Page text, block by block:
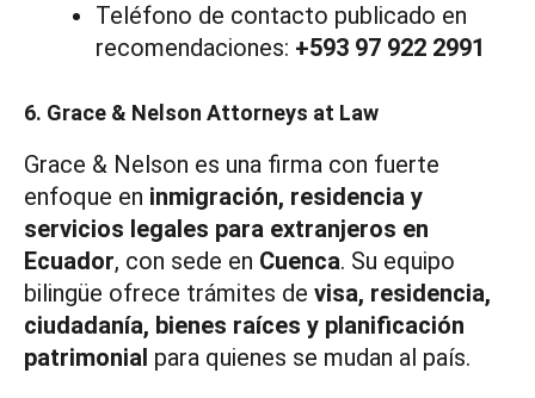
Teléfono de contacto publicado en
recomendaciones: +593 97 922 2991
6. Grace & Nelson Attorneys at Law
Grace & Nelson es una firma con fuerte
enfoque en inmigración, residencia y
servicios legales para extranjeros en
Ecuador, con sede en Cuenca. Su equipo
bilingüe ofrece trámites de visa, residencia,
ciudadanía, bienes raíces y planificación
patrimonial para quienes se mudan al país.